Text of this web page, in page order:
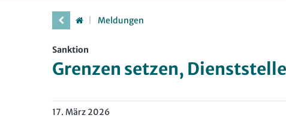
Meldungen
Sanktion
Grenzen setzen,
17. März 2026